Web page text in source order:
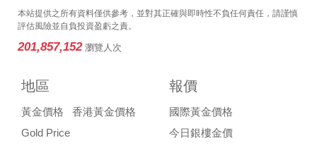
本站提供之所有資料僅供參考，並對其正確與即時性不負任何責任，請謹慎
評估風險並自負投資盈虧之責。
201,857,152 瀏覽人次
地區
黃金價格
香港黃金價格
Gold Price
報價
國際黃金價格
今日銀樓金價